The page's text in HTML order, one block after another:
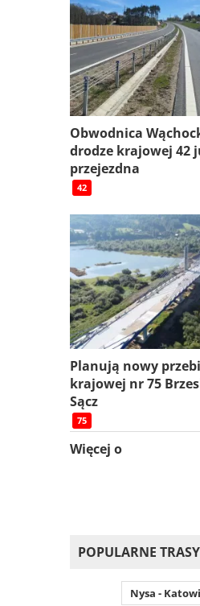
Obwodnica
drodze krajowej 42
przejezdna
42
Planują nowy
krajowej nr 75
Sącz
75
Więcej o
POPULARNE TRASY
Nysa -